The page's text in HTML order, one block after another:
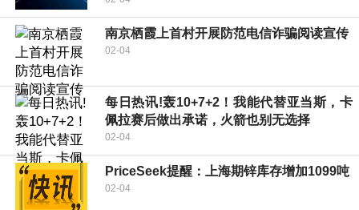
南京栖霞上首村开展防范电信诈骗阅读宣传
02-04
每日热讯!轰10+7+2！我能代替亚当斯，卡
佩拉赛后做出承诺，火箭也别无选择
02-04
PriceSeek提醒：上海期锌库存增加1099吨
02-04